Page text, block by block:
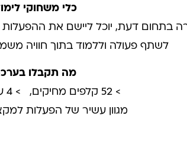
כלי משחוקי
בתחום דעת, יוכל ליישם את ההפעלות
לשתף פעולה וללמוד בתוך חוויה
מה תקבלו
> 52 קלפים מחיקים, > 4 עטים מחיקים
מגוון עשיר של הפעלות